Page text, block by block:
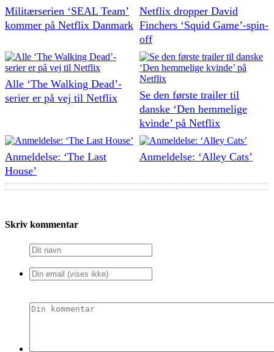
Militærserien ‘SEAL Team’
kommer på Netflix Danmark
Netflix dropper David
Finchers ‘Squid Game’-spin-
off
Alle ‘The Walking Dead’-
serier er på vej til Netflix
Se den første trailer til
danske ‘Den hemmelige
kvinde’ på Netflix
Anmeldelse: ‘The Last
House’
Anmeldelse: ‘Alley Cats’
Skriv kommentar